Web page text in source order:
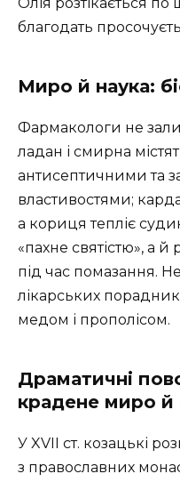
благодать
Миро й наука:
Фармакологи не
ладан і смирна
антисептичними та
властивостями;
а кориця тепліє
«пахне святістю», а
під час помазання.
лікарських
медом і прополісом.
Драматичні
крадене миро й
У XVII ст. козацькі
з православних